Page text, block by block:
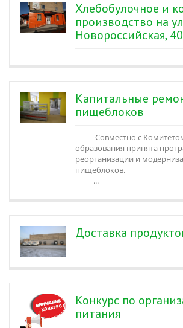
Хлебобулочное и
производство на
Новороссийская, 40
Капитальные
пищеблоков
Совместно с
образования принята
реорганизации и
пищеблоков.
...
Доставка
Конкурс по
питания